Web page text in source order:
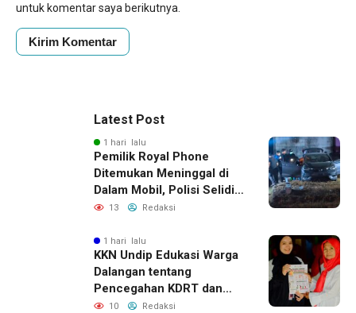
untuk komentar saya berikutnya.
Latest Post
1 hari lalu
Pemilik Royal Phone
Ditemukan Meninggal di
Dalam Mobil, Polisi Selidiki
Dugaan Keterkaitan
13 Redaksi
1 hari lalu
KKN Undip Edukasi Warga
Dalangan tentang
Pencegahan KDRT dan
Komunikasi Keluarga
10 Redaksi